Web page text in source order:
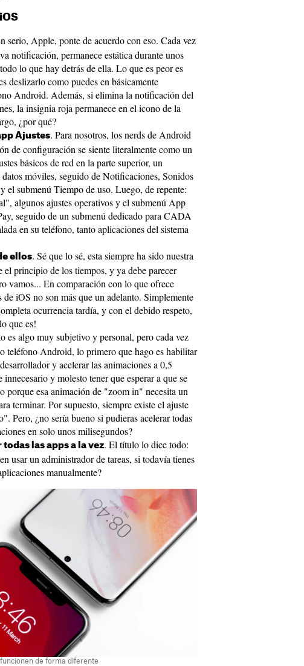
serio, Apple, ponte de acuerdo con eso. Cada vez
notificación, permanece estática durante unos
lo que hay detrás de ella. Lo que es peor es
deslizarlo como puedes en básicamente
Android. Además, si elimina la notificación del
la insignia roja permanece en el icono de la
¿por qué?
Ajustes. Para nosotros, los nerds de Android
de configuración se siente literalmente como un
básicos de red en la parte superior, un
móviles, seguido de Notificaciones, Sonidos
el submenú Tiempo de uso. Luego, de repente:
algunos ajustes operativos y el submenú App
seguido de un submenú dedicado para CADA
en su teléfono, tanto aplicaciones del sistema
ellos. Sé que lo sé, esta siempre ha sido nuestra
el principio de los tiempos, y ya debe parecer
vamos... En comparación con lo que ofrece
iOS no son más que un adelanto. Simplemente
ocurrencia tardía, y con el debido respeto,
que es!
es algo muy subjetivo y personal, pero cada vez
teléfono Android, lo primero que hago es habilitar
y acelerar las animaciones a 0,5
innecesario y molesto tener que esperar a que se
porque esa animación de "zoom in" necesita un
terminar. Por supuesto, siempre existe el ajuste
Pero, ¿no sería bueno si pudieras acelerar todas
en solo unos milisegundos?
las apps a la vez. El título lo dice todo:
usar un administrador de tareas, si todavía tienes
manualmente?
de forma diferente